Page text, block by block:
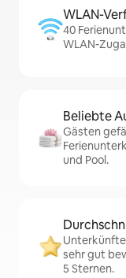
WLAN-
40
WLAN-
Beliebte
Gästen
und Pool.
sehr gut
5 Sternen.